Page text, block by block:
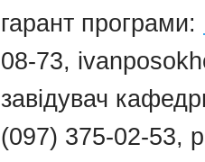
гарант програми:
08-73,
завідувач
(097) 375-02-53,